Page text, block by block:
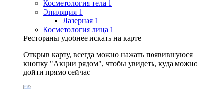
Косметология тела 1
Эпиляция 1
Лазерная 1
Косметология лица 1
Рестораны удобнее искать на карте
Открыв карту, всегда можно нажать появившуюся
кнопку "Акции рядом", чтобы увидеть, куда можно
дойти прямо сейчас